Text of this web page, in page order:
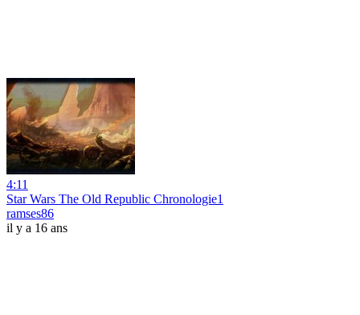
4:11
Star Wars The Old Republic Chronologie1
ramses86
il y a 16 ans